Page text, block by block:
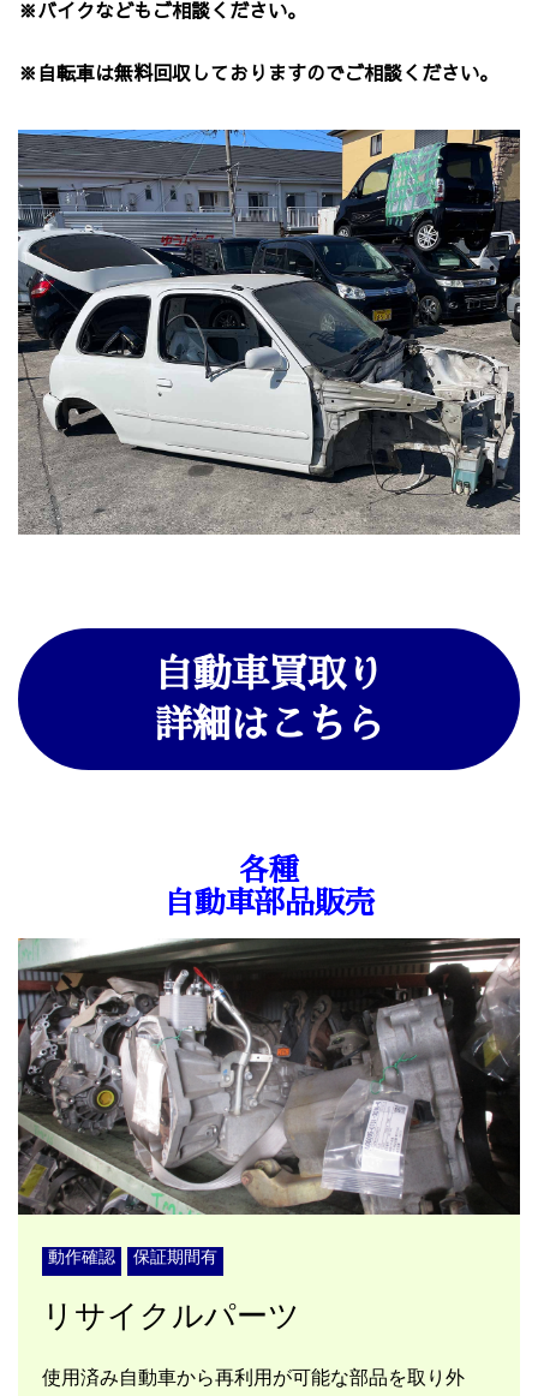
※バイクなどもご相談ください。
※自転車は無料回収しておりますのでご相談ください。
自動車買取り
詳細はこちら
各種
自動車部品販売
動作確認 保証期間有
リサイクルパーツ
使用済み自動車から再利用が可能な部品を取り外